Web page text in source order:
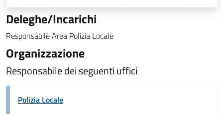
Deleghe/Incarichi
Responsabile Area Polizia Locale
Organizzazione
Responsabile dei seguenti uffici
Polizia Locale